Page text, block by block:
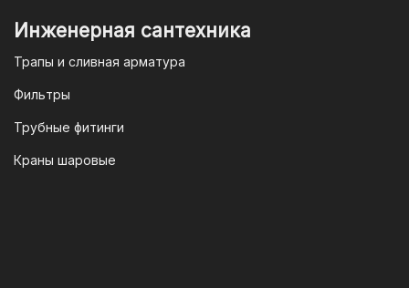
Инженерная сантехника
Трапы и сливная арматура
Фильтры
Трубные фитинги
Краны шаровые